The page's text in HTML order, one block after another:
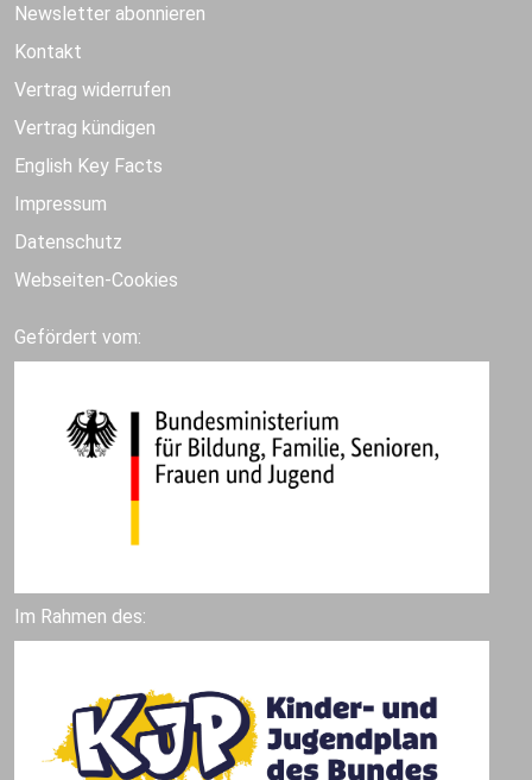
Newsletter abonnieren
Kontakt
Vertrag widerrufen
Vertrag kündigen
English Key Facts
Impressum
Datenschutz
Webseiten-Cookies
Gefördert vom:
Im Rahmen des: